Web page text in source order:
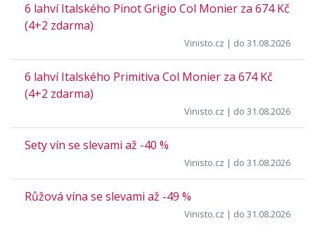
6 lahví Italského Pinot Grigio Col Monier za 674 Kč
(4+2 zdarma)
Vinisto.cz | do 31.08.2026
6 lahví Italského Primitiva Col Monier za 674 Kč
(4+2 zdarma)
Vinisto.cz | do 31.08.2026
Sety vín se slevami až -40 %
Vinisto.cz | do 31.08.2026
Růžová vína se slevami až -49 %
Vinisto.cz | do 31.08.2026